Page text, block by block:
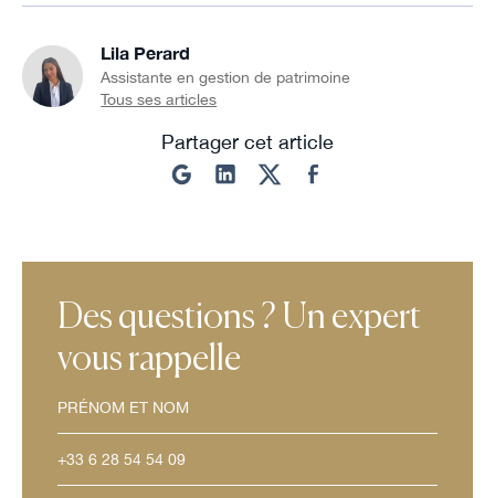
Lila Perard
Assistante en gestion de patrimoine
Tous ses articles
Partager cet article
Des questions ? Un expert
vous rappelle